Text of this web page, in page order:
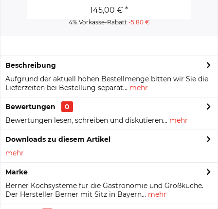
145,00 € *
4% Vorkasse-Rabatt -5,80 €
Beschreibung
Aufgrund der aktuell hohen Bestellmenge bitten wir Sie die
Lieferzeiten bei Bestellung separat... mehr
Bewertungen
0
Bewertungen lesen, schreiben und diskutieren... mehr
Downloads zu diesem Artikel
mehr
Marke
Berner Kochsysteme für die Gastronomie und Großküche.
Der Hersteller Berner mit Sitz in Bayern... mehr